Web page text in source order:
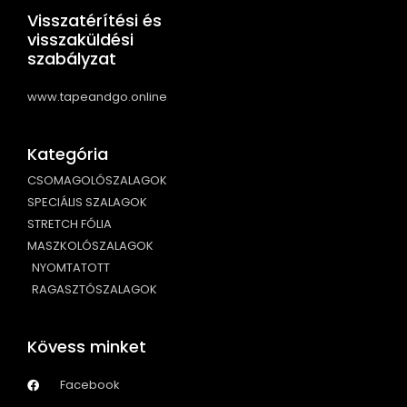
Visszatérítési és
visszaküldési
szabályzat
www.tapeandgo.online
Kategória
CSOMAGOLÓSZALAGOK
SPECIÁLIS SZALAGOK
STRETCH FÓLIA
MASZKOLÓSZALAGOK
NYOMTATOTT
RAGASZTÓSZALAGOK
Kövess minket
Facebook